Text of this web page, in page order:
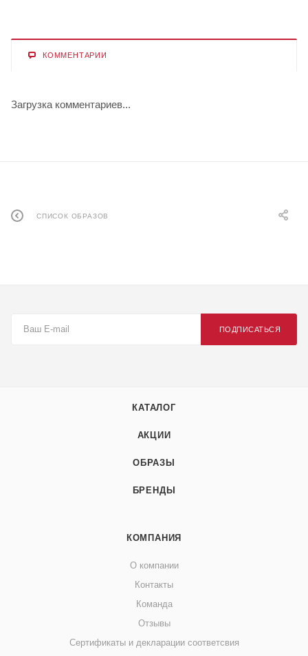
КОММЕНТАРИИ
Загрузка комментариев...
СПИСОК ОБРАЗОВ
ПОДПИСАТЬСЯ
КАТАЛОГ
АКЦИИ
ОБРАЗЫ
БРЕНДЫ
КОМПАНИЯ
О компании
Контакты
Команда
Отзывы
Сертификаты и декларации соответсвия